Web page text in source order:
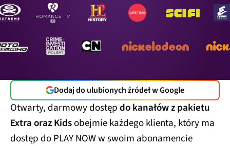
Dodaj do ulubionych źródeł w Google
Otwarty, darmowy dostępdo kanałów z pakietu
Extra oraz Kidsobejmie każdego klienta, który ma
dostęp do PLAY NOW w swoim abonamencie